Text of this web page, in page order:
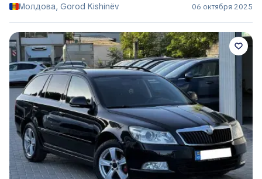
Молдова, Gorod Kishinëv
06 октября 2025